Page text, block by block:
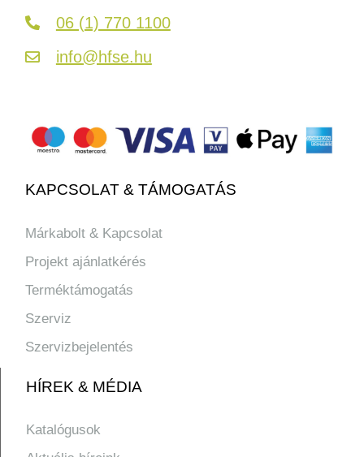
06 (1) 770 1100
info@hfse.hu
KAPCSOLAT & TÁMOGATÁS
Márkabolt & Kapcsolat
Projekt ajánlatkérés
Terméktámogatás
Szerviz
Szervizbejelentés
HÍREK & MÉDIA
Katalógusok